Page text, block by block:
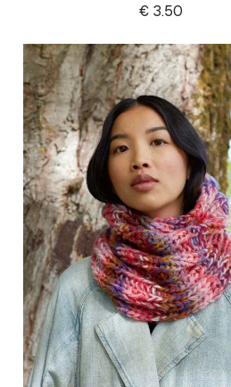
€ 3.50